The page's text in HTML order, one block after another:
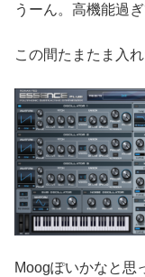
うーん。高機能過
この間たまたま入
Moogぽいかなと思